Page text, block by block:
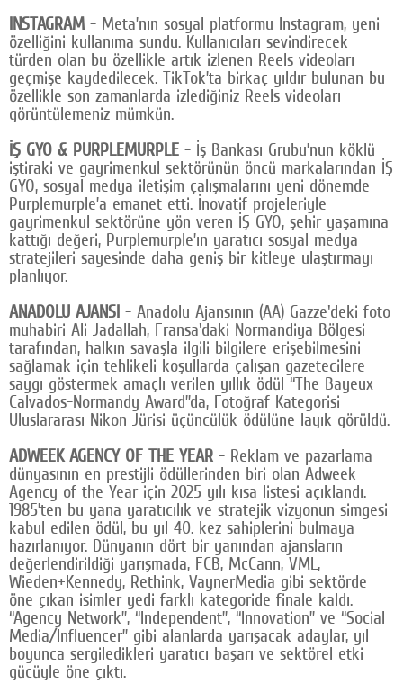
INSTAGRAM - Meta’nın sosyal platformu Instagram, yeni
özelliğini kullanıma sundu. Kullanıcıları sevindirecek
türden olan bu özellikle artık izlenen Reels videoları
geçmişe kaydedilecek. TikTok’ta birkaç yıldır bulunan bu
özellikle son zamanlarda izlediğiniz Reels videoları
görüntülemeniz mümkün.
İŞ GYO & PURPLEMURPLE - İş Bankası Grubu’nun köklü
iştiraki ve gayrimenkul sektörünün öncü markalarından İŞ
GYO, sosyal medya iletişim çalışmalarını yeni dönemde
Purplemurple’a emanet etti. İnovatif projeleriyle
gayrimenkul sektörüne yön veren İŞ GYO, şehir yaşamına
kattığı değeri, Purplemurple’ın yaratıcı sosyal medya
stratejileri sayesinde daha geniş bir kitleye ulaştırmayı
planlıyor.
ANADOLU AJANSI - Anadolu Ajansının (AA) Gazze'deki foto
muhabiri Ali Jadallah, Fransa'daki Normandiya Bölgesi
tarafından, halkın savaşla ilgili bilgilere erişebilmesini
sağlamak için tehlikeli koşullarda çalışan gazetecilere
saygı göstermek amaçlı verilen yıllık ödül “The Bayeux
Calvados-Normandy Award”da, Fotoğraf Kategorisi
Uluslararası Nikon Jürisi üçüncülük ödülüne layık görüldü.
ADWEEK AGENCY OF THE YEAR - Reklam ve pazarlama
dünyasının en prestijli ödüllerinden biri olan Adweek
Agency of the Year için 2025 yılı kısa listesi açıklandı.
1985’ten bu yana yaratıcılık ve stratejik vizyonun simgesi
kabul edilen ödül, bu yıl 40. kez sahiplerini bulmaya
hazırlanıyor. Dünyanın dört bir yanından ajansların
değerlendirildiği yarışmada, FCB, McCann, VML,
Wieden+Kennedy, Rethink, VaynerMedia gibi sektörde
öne çıkan isimler yedi farklı kategoride finale kaldı.
“Agency Network”, “Independent”, “Innovation” ve “Social
Media/Influencer” gibi alanlarda yarışacak adaylar, yıl
boyunca sergiledikleri yaratıcı başarı ve sektörel etki
gücüyle öne çıktı.